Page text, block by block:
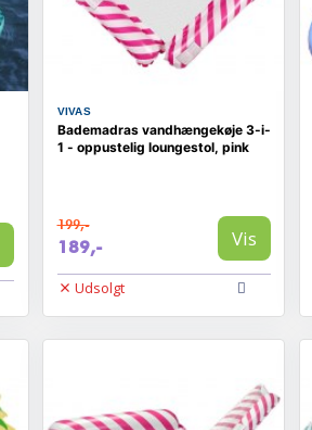
VIVAS
Bademadras vandhængekøje 3-i-
1 - oppustelig loungestol, pink
199,-
189,- Vis
Udsolgt